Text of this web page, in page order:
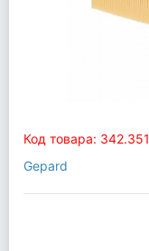
Код товара: 342.351
Gepard